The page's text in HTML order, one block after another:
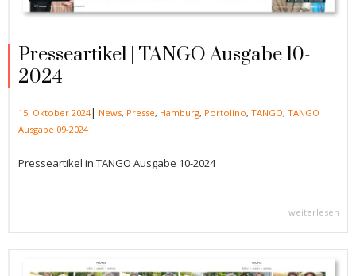
Presseartikel | TANGO Ausgabe 10-
2024
15. Oktober 2024| News, Presse, Hamburg, Portolino, TANGO, TANGO
Ausgabe 09-2024
Presseartikel in TANGO Ausgabe 10-2024
weiterlesen